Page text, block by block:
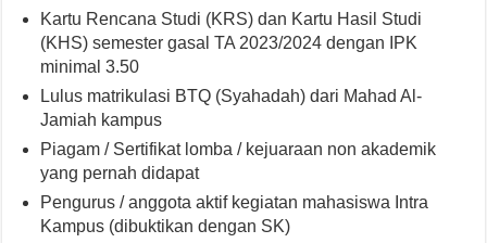
Kartu Rencana Studi (KRS) dan Kartu Hasil Studi
(KHS) semester gasal TA 2023/2024 dengan IPK
minimal 3.50
Lulus matrikulasi BTQ (Syahadah) dari Mahad Al-
Jamiah kampus
Piagam / Sertifikat lomba / kejuaraan non akademik
yang pernah didapat
Pengurus / anggota aktif kegiatan mahasiswa Intra
Kampus (dibuktikan dengan SK)